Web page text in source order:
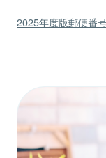
2025年度版郵便番